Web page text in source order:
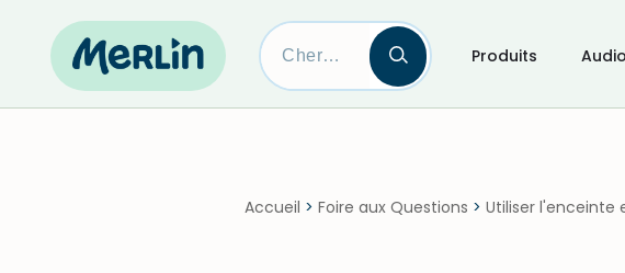
Skip
Produits
Accueil > Foire aux Questions > Utiliser l'enceinte